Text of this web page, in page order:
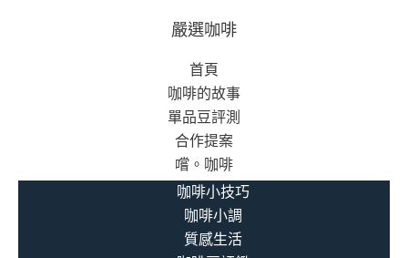
嚴選咖啡
首頁
咖啡的故事
單品豆評測
合作提案
嚐。咖啡
咖啡小技巧
咖啡小調
質感生活